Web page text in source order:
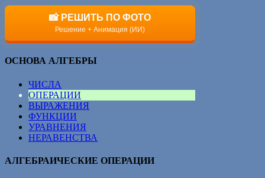
📸 РЕШИТЬ ПО ФОТО
Решение + Анимация (ИИ)
ОСНОВА АЛГЕБРЫ
ЧИСЛА
ОПЕРАЦИИ
ВЫРАЖЕНИЯ
ФУНКЦИИ
УРАВНЕНИЯ
НЕРАВЕНСТВА
АЛГЕБРАИЧЕСКИЕ ОПЕРАЦИИ